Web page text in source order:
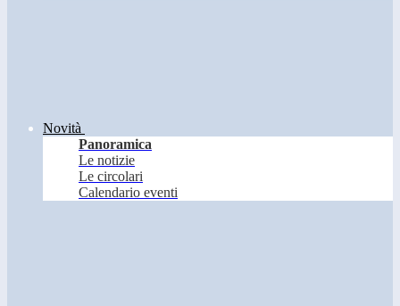
Novità
Panoramica
Le notizie
Le circolari
Calendario eventi